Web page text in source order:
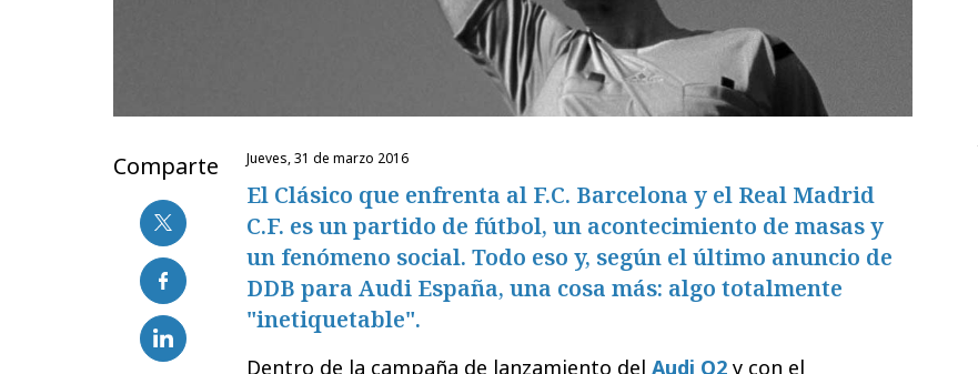
Comparte jueves, 31 de marzo 2016
El Clásico que enfrenta al F.C. Barcelona y el Real Madrid
C.F. es un partido de fútbol, un acontecimiento de masas y
un fenómeno social. Todo eso y, según el último anuncio de
DDB para Audi España, una cosa más: algo totalmente
"inetiquetable".
Dentro de la campaña de lanzamiento del Audi Q2 y con el